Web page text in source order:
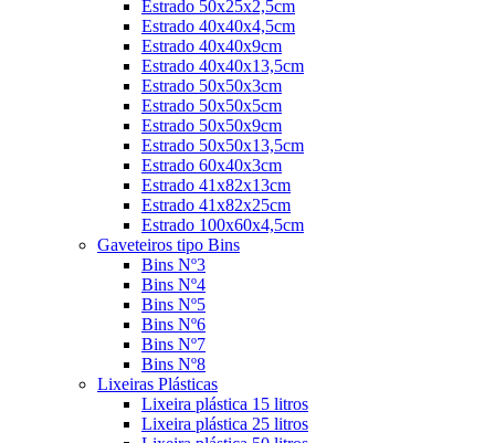
Estrado 50x25x2,5cm
Estrado 40x40x4,5cm
Estrado 40x40x9cm
Estrado 40x40x13,5cm
Estrado 50x50x3cm
Estrado 50x50x5cm
Estrado 50x50x9cm
Estrado 50x50x13,5cm
Estrado 60x40x3cm
Estrado 41x82x13cm
Estrado 41x82x25cm
Estrado 100x60x4,5cm
Gaveteiros tipo Bins
Bins Nº3
Bins Nº4
Bins Nº5
Bins Nº6
Bins Nº7
Bins Nº8
Lixeiras Plásticas
Lixeira plástica 15 litros
Lixeira plástica 25 litros